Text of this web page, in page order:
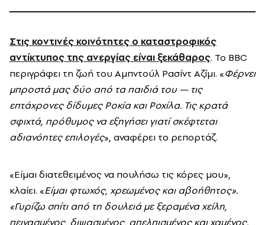
Στις κοντινές κοινότητες ο καταστροφικός
αντίκτυπος της ανεργίας είναι ξεκάθαρος. Το BBC
περιγράφει τη ζωή του Αμπντούλ Ρασίντ Αζίμι. «Φέρνει
μπροστά μας δύο από τα παιδιά του — τις
επτάχρονες δίδυμες Ροκία και Ροχίλα. Τις κρατά
σφιχτά, πρόθυμος να εξηγήσει γιατί σκέφτεται
αδιανόητες επιλογές», αναφέρει το ρεπορτάζ.
«Είμαι διατεθειμένος να πουλήσω τις κόρες μου»,
κλαίει. «Είμαι φτωχός, χρεωμένος και αβοήθητος».
«Γυρίζω σπίτι από τη δουλειά με ξεραμένα χείλη,
πεινασμένος, διψασμένος, απελπισμένος και χαμένος.